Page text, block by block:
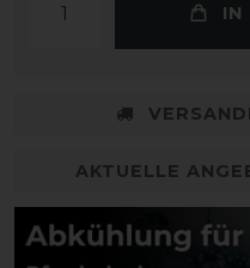
IN
AKTUELLE